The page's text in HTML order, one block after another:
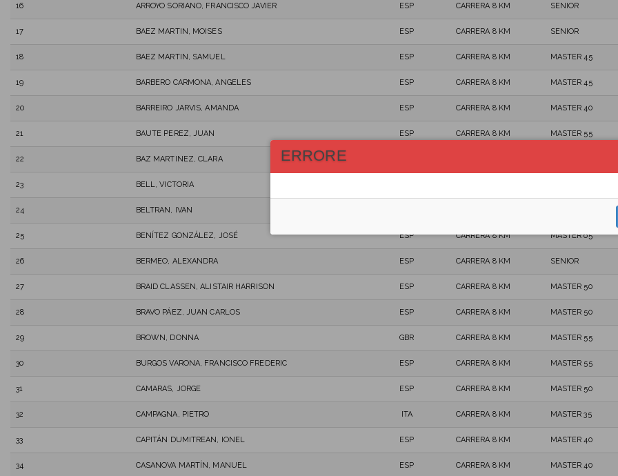
16 ARROYO SORIANO, FRANCISCO JAVIER ESP CARRERA 8 KM SENIOR
17 BAEZ MARTIN, MOISES ESP CARRERA 8 KM SENIOR
18 BAEZ MARTIN, SAMUEL ESP CARRERA 8 KM MASTER 45
19 BARBERO CARMONA, ANGELES ESP CARRERA 8 KM MASTER 45
20 BARREIRO JARVIS, AMANDA ESP CARRERA 8 KM MASTER 40
21 BAUTE PEREZ, JUAN ESP CARRERA 8 KM MASTER 55
22 BAZ MARTINEZ, CLARA
23 BELL, VICTORIA
24 BELTRAN, IVAN
25 BENÍTEZ GONZÁLEZ, JOSÉ ESP CARRERA 8 KM MASTER 65
26 BERMEO, ALEXANDRA ESP CARRERA 8 KM SENIOR
27 BRAID CLASSEN, ALISTAIR HARRISON ESP CARRERA 8 KM MASTER 50
28 BRAVO PÁEZ, JUAN CARLOS ESP CARRERA 8 KM MASTER 50
29 BROWN, DONNA GBR CARRERA 8 KM MASTER 55
30 BURGOS VARONA, FRANCISCO FREDERIC ESP CARRERA 8 KM MASTER 55
31 CAMARAS, JORGE ESP CARRERA 8 KM MASTER 50
32 CAMPAGNA, PIETRO ITA CARRERA 8 KM MASTER 35
33 CAPITÁN DUMITREAN, IONEL ESP CARRERA 8 KM MASTER 40
34 CASANOVA MARTÍN, MANUEL ESP CARRERA 8 KM MASTER 40
ERRORE